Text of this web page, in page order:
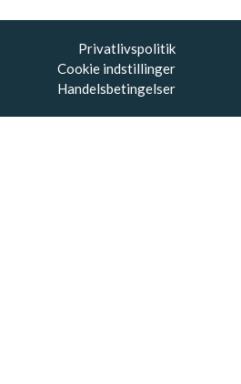
Privatlivspolitik
Cookie indstillinger
Handelsbetingelser